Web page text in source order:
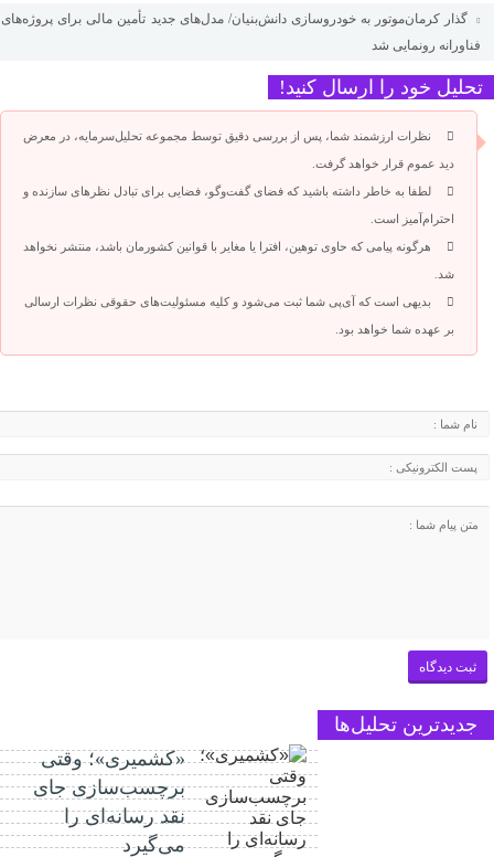
گذار کرمان‌موتور به خودروسازی دانش‌بنیان/ مدل‌های جدید تأمین مالی برای پروژه‌های
فناورانه رونمایی شد
تحلیل خود را ارسال کنید!
نظرات ارزشمند شما، پس از بررسی دقیق توسط مجموعه تحلیل‌سرمایه، در معرض
دید عموم قرار خواهد گرفت.
لطفا به خاطر داشته باشید که فضای گفت‌وگو، فضایی برای تبادل نظرهای سازنده و
احترام‌آمیز است.
هرگونه پیامی که حاوی توهین، افترا یا مغایر با قوانین کشورمان باشد، منتشر نخواهد
شد.
بدیهی است که آی‌پی شما ثبت می‌شود و کلیه مسئولیت‌های حقوقی نظرات ارسالی
بر عهده شما خواهد بود.
جدیدترین تحلیل‌ها
«کشمیری»؛ وقتی
برچسب‌سازی جای
نقد رسانه‌ای را
می‌گیرد